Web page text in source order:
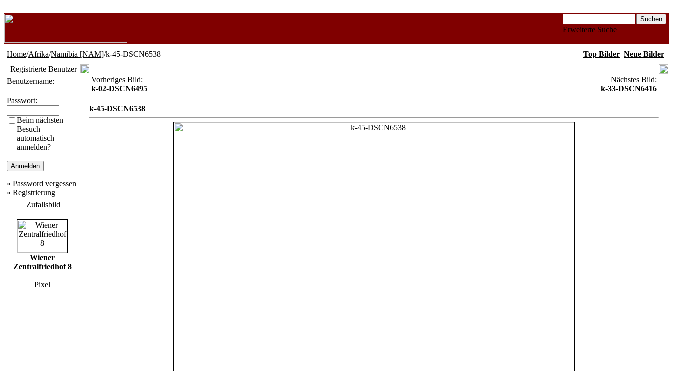
Erweiterte Suche
Home/Afrika/Namibia [NAM]/k-45-DSCN6538 Top Bilder Neue Bilder
Registrierte Benutzer
Benutzername:
Passwort:
Beim nächsten
Besuch
automatisch
anmelden?
» Password vergessen
» Registrierung
Zufallsbild
Wiener
Zentralfriedhof 8
Pixel
Vorheriges Bild:
k-02-DSCN6495
Nächstes Bild:
k-33-DSCN6416
k-45-DSCN6538